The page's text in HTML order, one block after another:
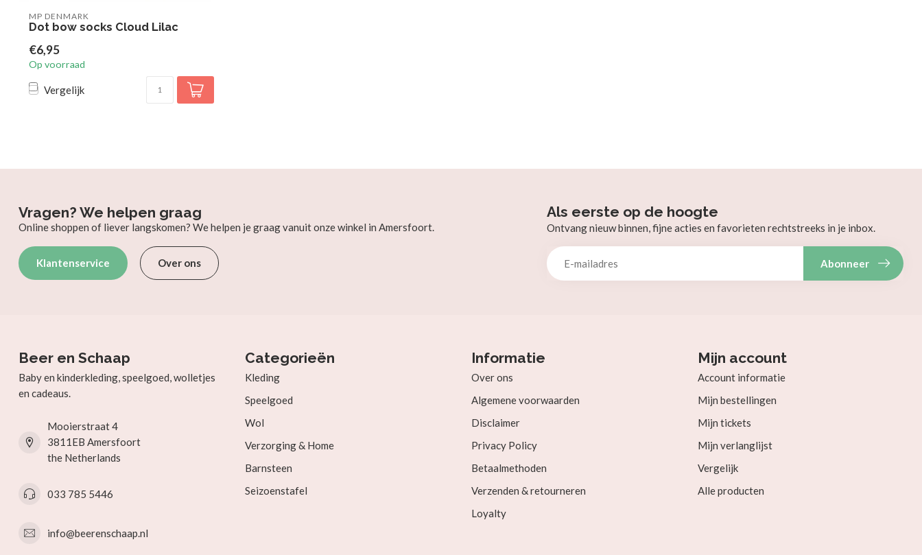
MP DENMARK
Dot bow socks Cloud Lilac
€6,95
Op voorraad
Vergelijk
Vragen? We helpen graag
Online shoppen of liever langskomen? We helpen je graag vanuit onze winkel in Amersfoort.
Klantenservice Over ons
Als eerste op de hoogte
Ontvang nieuw binnen, fijne acties en favorieten rechtstreeks in je inbox.
Abonneer
Beer en Schaap
Baby en kinderkleding, speelgoed, wolletjes
en cadeaus.
Mooierstraat 4
3811EB Amersfoort
the Netherlands
033 785 5446
info@beerenschaap.nl
Categorieën
Kleding
Speelgoed
Wol
Verzorging & Home
Barnsteen
Seizoenstafel
Informatie
Over ons
Algemene voorwaarden
Disclaimer
Privacy Policy
Betaalmethoden
Verzenden & retourneren
Loyalty
Mijn account
Account informatie
Mijn bestellingen
Mijn tickets
Mijn verlanglijst
Vergelijk
Alle producten